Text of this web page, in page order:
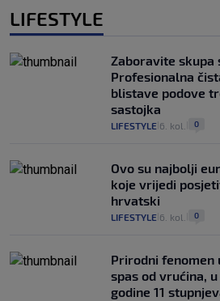
LIFESTYLE
Zaboravite skupa
Profesionalna
blistave podove
sastojka
LIFESTYLE 6. kol. 0
Ovo su najbolji
koje vrijedi
hrvatski
LIFESTYLE 6. kol. 0
Prirodni fenomen
spas od vrućina,
godine 11